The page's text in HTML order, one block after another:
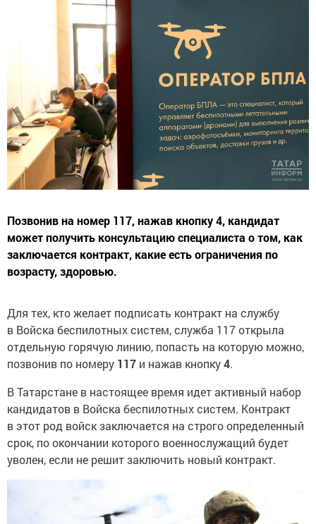
Позвонив на номер 117, нажав кнопку 4, кандидат
может получить консультацию специалиста о том, как
заключается контракт, какие есть ограничения по
возрасту, здоровью.
Для тех, кто желает подписать контракт на службу
в Войска беспилотных систем, служба 117 открыла
отдельную горячую линию, попасть на которую можно,
позвонив по номеру 117 и нажав кнопку4.
В Татарстане в настоящее время идет активный набор
кандидатов в Войска беспилотных систем. Контракт
в этот род войск заключается на строго определенный
срок, по окончании которого военнослужащий будет
уволен, если не решит заключить новый контракт.